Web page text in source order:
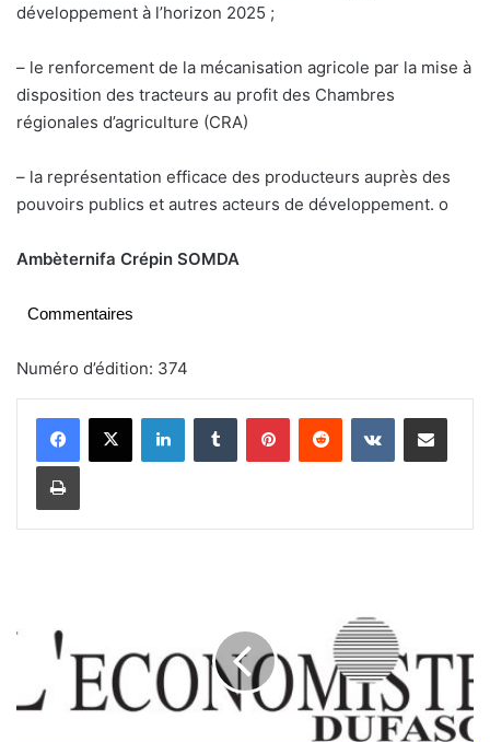
développement à l’horizon 2025 ;
– le renforcement de la mécanisation agricole par la mise à
disposition des tracteurs au profit des Chambres
régionales d’agriculture (CRA)
– la représentation efficace des producteurs auprès des
pouvoirs publics et autres acteurs de développement. o
Ambèternifa Crépin SOMDA
Commentaires
Numéro d’édition: 374
r